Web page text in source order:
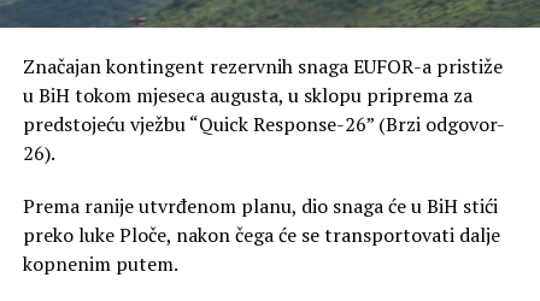
Značajan kontingent rezervnih snaga EUFOR-a pristiže
u BiH tokom mjeseca augusta, u sklopu priprema za
predstojeću vježbu “Quick Response-26” (Brzi odgovor-
26).
Prema ranije utvrđenom planu, dio snaga će u BiH stići
preko luke Ploče, nakon čega će se transportovati dalje
kopnenim putem.